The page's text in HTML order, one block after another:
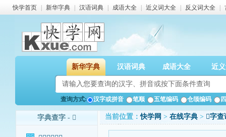
快学首页 新华字典 汉语词典 成语大全 近义词大全 反义词大全
新华字典 汉语词典 成语大全 近
查询方式: 汉字或拼音 笔顺 五笔编码 仓颉编码
字典查字 - 𦏨 当前位置：快学网 > 在线字典 > 𦏨字